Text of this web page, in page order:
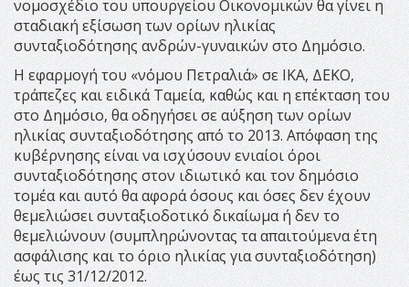
νομοσχέδιο του υπουργείου Οικονομικών θα γίνει η
σταδιακή εξίσωση των ορίων ηλικίας
συνταξιοδότησης ανδρών-γυναικών στο Δημόσιο.
Η εφαρμογή του «νόμου Πετραλιά» σε ΙΚΑ, ΔΕΚΟ,
τράπεζες και ειδικά Ταμεία, καθώς και η επέκταση του
στο Δημόσιο, θα οδηγήσει σε αύξηση των ορίων
ηλικίας συνταξιοδότησης από το 2013. Απόφαση της
κυβέρνησης είναι να ισχύσουν ενιαίοι όροι
συνταξιοδότησης στον ιδιωτικό και τον δημόσιο
τομέα και αυτό θα αφορά όσους και όσες δεν έχουν
θεμελιώσει συνταξιοδοτικό δικαίωμα ή δεν το
θεμελιώνουν (συμπληρώνοντας τα απαιτούμενα έτη
ασφάλισης και το όριο ηλικίας για συνταξιοδότηση)
έως τις 31/12/2012.